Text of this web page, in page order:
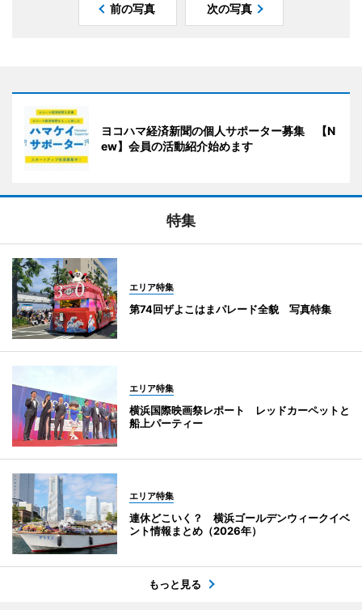
前の写真 次の写真
ヨコハマ経済新聞の個人サポーター募集 【N
ew】会員の活動紹介始めます
特集
エリア特集
第74回ザよこはまパレード全貌 写真特集
エリア特集
横浜国際映画祭レポート レッドカーペットと
船上パーティー
エリア特集
連休どこいく？ 横浜ゴールデンウィークイベ
ント情報まとめ（2026年）
もっと見る